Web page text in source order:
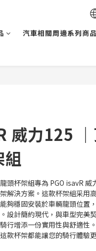
汽車相關周邊系列商品
威力125
頭杯架組專為 PGO isavR 威
解決方案。這款杯架組采用
夠穩固安裝於車輛龍頭位置
設計簡約現代，與車型完美
行增添一份實用性與舒適性
款杯架都能讓您的騎行體驗